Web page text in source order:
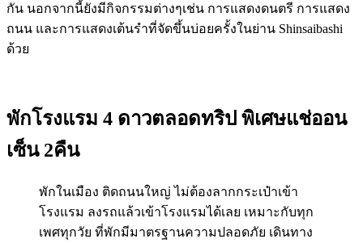
กัน นอกจากนี้ยังมีกิจกรรมต่างๆเช่น การแสดงดนตรี การแสดง
ถนน และการแสดงเต้นรำที่จัดขึ้นบ่อยครั้งในย่าน Shinsaibashi
ด้วย
พักโรงแรม 4 ดาวตลอดทริป พิเศษแช่ออน
เซ็น 2คืน
พักในเมือง ติดถนนใหญ่ ไม่ต้องลากกระเป๋าเข้า
โรงแรม ลงรถแล้วเข้าโรงแรมได้เลย เหมาะกับทุก
เพศทุกวัย ที่พักมีมาตรฐานความปลอดภัย เดินทาง